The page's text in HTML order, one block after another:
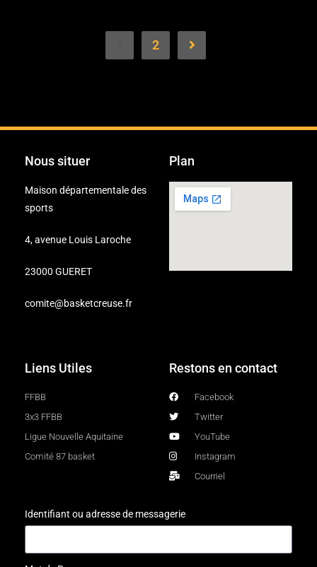
2
Nous situer
Maison départementale des
sports
4, avenue Louis Laroche
23000 GUERET
comite@basketcreuse.fr
Plan
Liens Utiles
FFBB
3x3 FFBB
Ligue Nouvelle Aquitaine
Comité 87 basket
Restons en contact
Facebook
Twitter
YouTube
Instagram
Courriel
Identifiant ou adresse de messagerie